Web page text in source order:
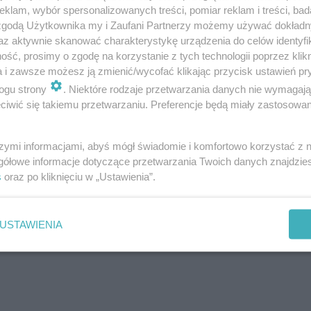
Pjongjangu. Przywódca Korei Płn.Kim
że jego kraj będzie rozwijał swoje zdolności
podziemne tunele na poligonie w Punggje-ri, który
wówczas negocjacji z USA. Na poligonie tym
prób jądrowych Korei Płn.
, z których ostatnia miała
wybór spersonalizowanych treści, pomiar reklam i treści,
Użytkownika my i Zaufani Partnerzy możemy używać
aktywnie skanować charakterystykę urządzenia do celów
prosimy o zgodę na korzystanie z tych technologii poprzez
i zawsze możesz ją zmienić/wycofać klikając przycisk ustawień
strony
. Niektóre rodzaje przetwarzania danych nie
się takiemu przetwarzaniu. Preferencje będą miały
informacjami, abyś mógł świadomie i komfortowo korzystać z
informacje dotyczące przetwarzania Twoich danych
oraz po kliknięciu w „Ustawienia”.
USTAWIENIA